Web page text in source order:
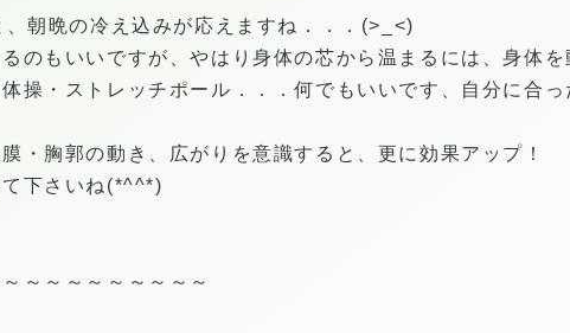
朝晩の冷え込みが応えますね．．．(>_<)
のもいいですが、やはり身体の芯から温まるには、身体
操・ストレッチポール．．．何でもいいです、自分に合
・胸郭の動き、広がりを意識すると、更に効果アップ！
下さいね(*^^*)
～～～～～～～～～